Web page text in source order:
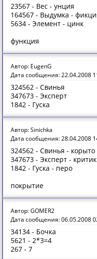
23567 - Вес - унция
164567 - Выдумка -
5634 - Элемент - цинк
функция
Автор: EugenG
Дата сообщения: 22.04.2008
324562 - Свинья
347673 - Эксперт
1842 - Гуска
Автор: Sinichka
Дата сообщения: 28.04.2008
324562 - Свинья - корыто
347673 - Эксперт - критик
1842 - Гуска - перо
покрытие
Автор: GOMER2
Дата сообщения: 06.05.2008
34134 - Бочка
5621 - 2*3=4
267 - 7